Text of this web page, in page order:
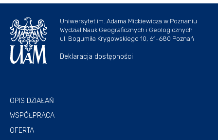
Uniwersytet im. Adama Mickiewicza w Poznaniu
Wydział Nauk Geograficznych i Geologicznych
ul. Bogumiła Krygowskiego 10, 61-680 Poznań
Deklaracja dostępności
OPIS DZIAŁAŃ
WSPÓŁPRACA
OFERTA